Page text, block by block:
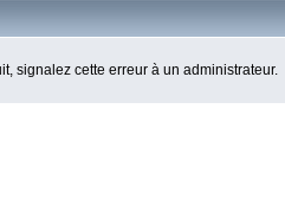
signalez cette erreur à un administrateur.